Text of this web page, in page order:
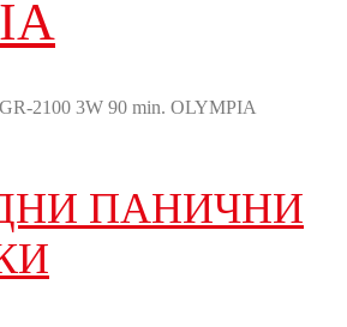
ПАНИЧНИ